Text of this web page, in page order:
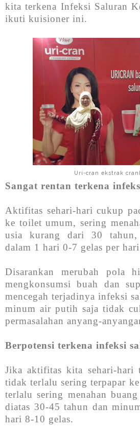
kita terkena Infeksi Saluran
ikuti kuisioner ini.
Uri-cran ekstrak
Sangat rentan terkena
Aktifitas sehari-hari cukup
ke toilet umum, sering
usia kurang dari 30
dalam 1 hari 0-7 gelas per
Disarankan merubah pola
mengkonsumsi buah dan
mencegah terjadinya infeksi
minum air putih saja tidak
permasalahan anyang-
Berpotensi terkena infeksi
Jika aktifitas kita sehari-hari
tidak terlalu sering terpapar
terlalu sering menahan
diatas 30-45 tahun dan
hari 8-10 gelas.